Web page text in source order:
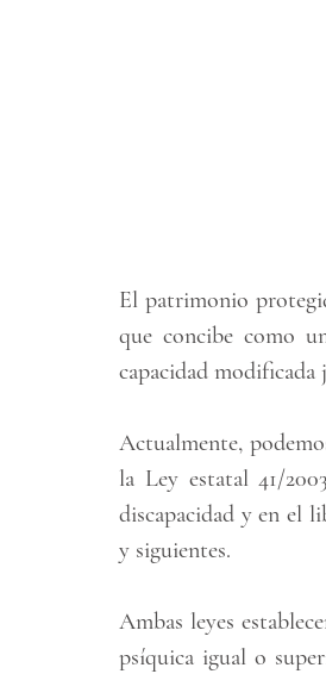
El patrimonio
que concibe como
capacidad
Actualmente,
la Ley estatal 41/
discapacidad y en el
y siguientes.
Ambas leyes
psíquica igual o